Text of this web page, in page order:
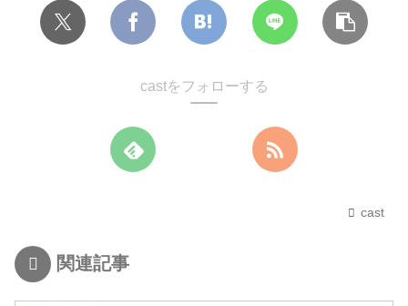
castをフォローする
cast
関連記事